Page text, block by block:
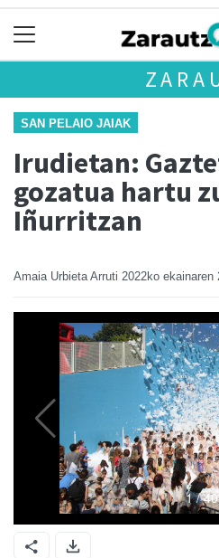
SAN PELAIO JAIAK
Irudietan:
gozatua hartu
Iñurritzan
Amaia Urbieta Arruti 2022ko ekainaren